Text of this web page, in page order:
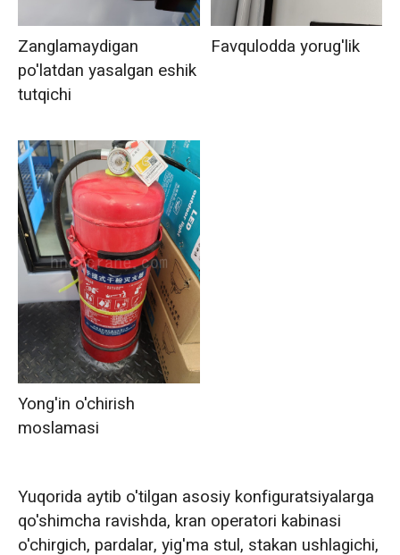
Zanglamaydigan
po'latdan yasalgan eshik
tutqichi
Favqulodda yorug'lik
Yong'in o'chirish
moslamasi
Yuqorida aytib o'tilgan asosiy konfiguratsiyalarga
qo'shimcha ravishda, kran operatori kabinasi
o'chirgich, pardalar, yig'ma stul, stakan ushlagichi,